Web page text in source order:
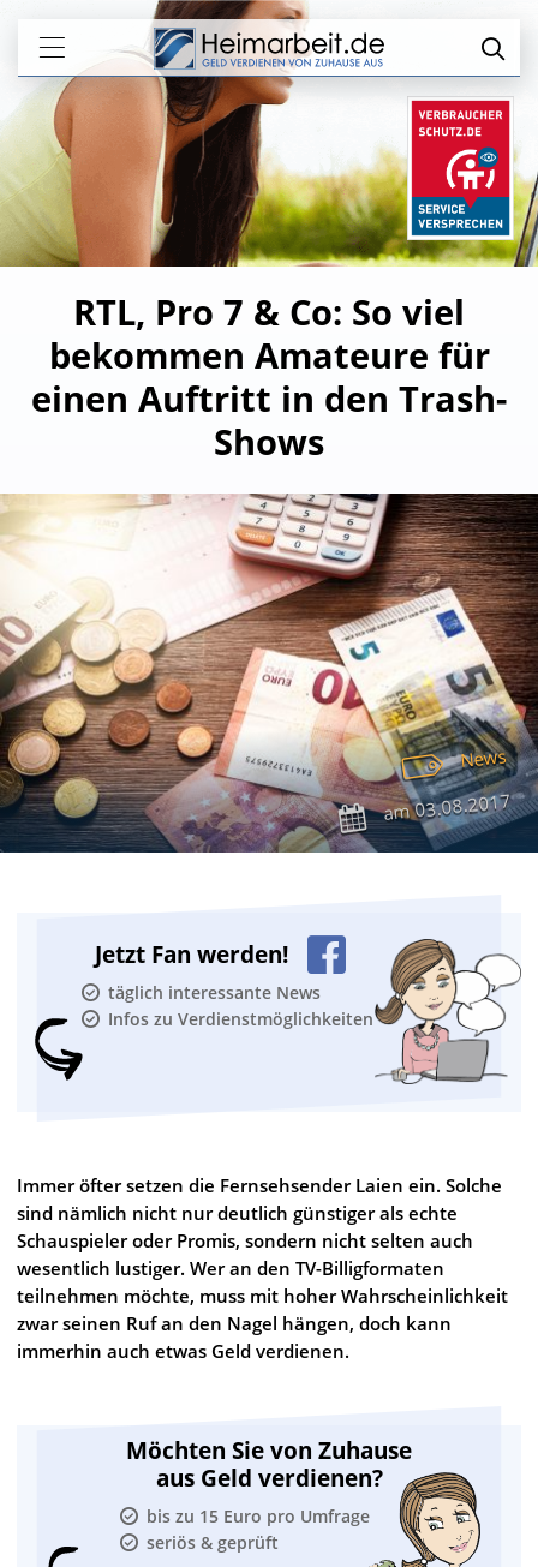
RTL, Pro 7 & Co: So viel
bekommen Amateure für
einen Auftritt in den Trash-
Shows
News
am03.08.2017
Jetzt Fan werden!
täglich interessante News
Infos zu Verdienstmöglichkeiten
Immer öfter setzen die Fernsehsender Laien ein. Solche
sind nämlich nicht nur deutlich günstiger als echte
Schauspieler oder Promis, sondern nicht selten auch
wesentlich lustiger. Wer an den TV-Billigformaten
teilnehmen möchte, muss mit hoher Wahrscheinlichkeit
zwar seinen Ruf an den Nagel hängen, doch kann
immerhin auch etwas Geld verdienen.
Möchten Sie von Zuhause
aus Geld verdienen?
bis zu 15 Euro pro Umfrage
seriös & geprüft